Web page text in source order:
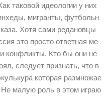
таковой идеологии у них
мигранты, футбольн
Хотя сами редановцы
это просто ответная ме
конфликты. Кто бы они не
следует признать, что в
которая размножае
малую роль в этом играю